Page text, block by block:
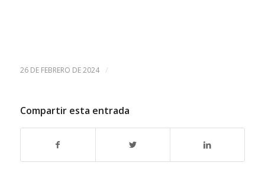
26 DE FEBRERO DE 2024 /
Compartir esta entrada